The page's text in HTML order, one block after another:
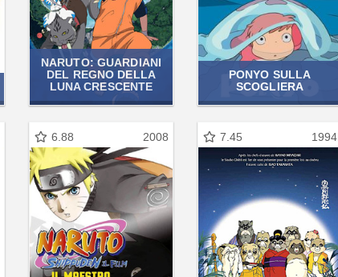
NARUTO: GUARDIANI
DEL REGNO DELLA
LUNA CRESCENTE
PONYO SULLA
SCOGLIERA
6.88 2008 7.45 1994